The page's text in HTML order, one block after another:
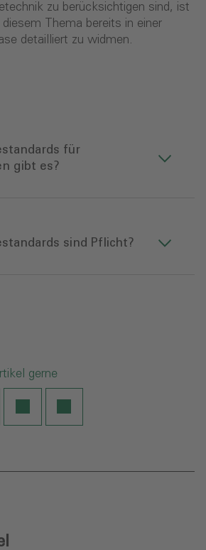
zu berücksichtigen sind, ist
Thema bereits in einer
detailliert zu widmen.
für
gibt es?
sind Pflicht?
gerne